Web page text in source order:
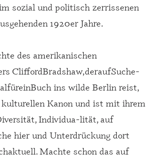
sozial und politisch zerrissenen
1920er Jahre.
des amerikanischen
­Clifford­Bradshaw,­der­auf­Suche­
ins wilde Berlin reist,
Kanon und ist mit ihrem
Individua-lität, auf
hier und Unterdrückung dort
Machte schon das auf